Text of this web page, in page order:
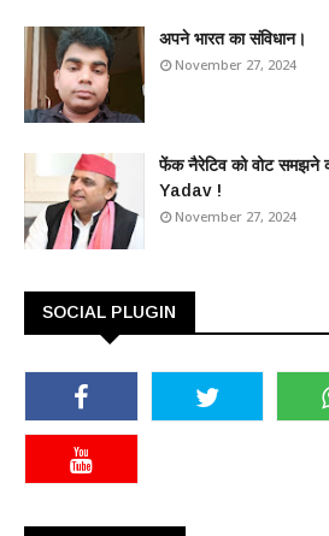
अपने भारत का संविधान।
November 27, 2024
फेंक नैरेटिव को वोट
Yadav !
November 27, 2024
SOCIAL PLUGIN